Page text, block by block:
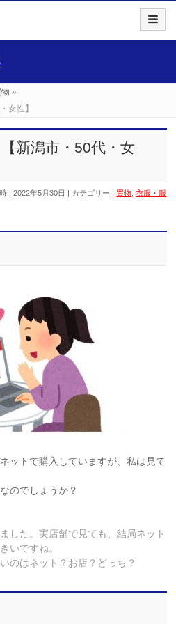
»
女性】
新潟市・50代・女
: 2022年5月30日 カテゴリー : 買物 ,衣服・服
ットで購入していますが、私は見て
のでしょうか？
した。実店舗で見ても、結局ネット
いですね。
のはネット？お店？どっち？